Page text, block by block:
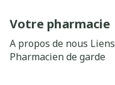
Votre pharmacie
A propos de nous
Pharmacien de garde